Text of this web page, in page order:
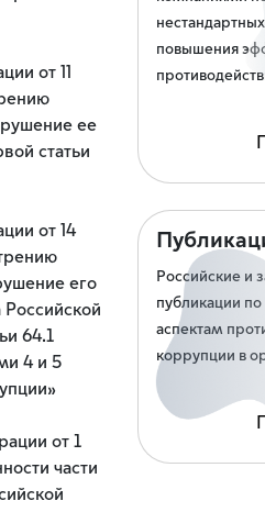
от 11
ее
статьи
от 14
его
Российской
64.1
4 и 5
от 1
части
повышения
Российские и
публикации
аспектам
коррупции в